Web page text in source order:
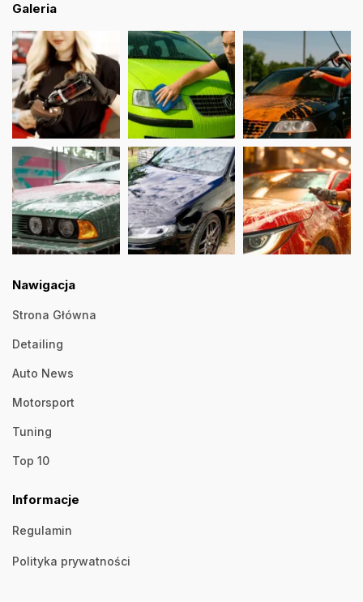
Galeria
Nawigacja
Strona Główna
Detailing
Auto News
Motorsport
Tuning
Top 10
Informacje
Regulamin
Polityka prywatności